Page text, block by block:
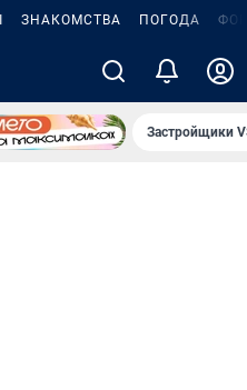
ЗНАКОМСТВА ПОГОДА
Застройщики